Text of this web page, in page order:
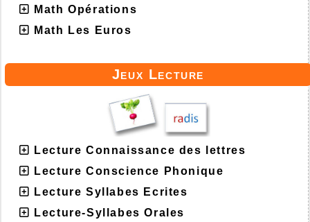
Math Opérations
Math Les Euros
Jeux Lecture
Lecture Connaissance des lettres
Lecture Conscience Phonique
Lecture Syllabes Ecrites
Lecture-Syllabes Orales